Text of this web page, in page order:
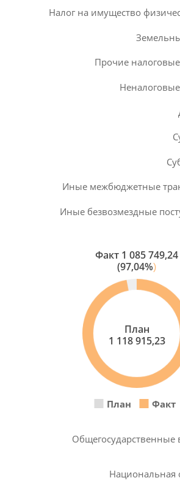
Налог на имущество
Прочие
Иные межбюджетные
Иные безвозмездные
Факт 1 085 749,24
(97,04%)
План
1 118 915,23
План Факт
Общегосударственные
Национальная